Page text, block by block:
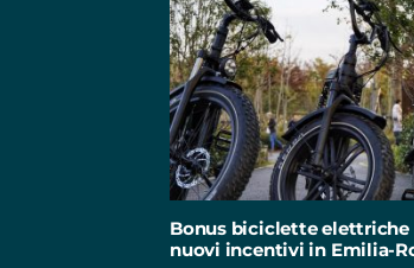
Bonus biciclette elettriche
nuovi incentivi in Emilia-